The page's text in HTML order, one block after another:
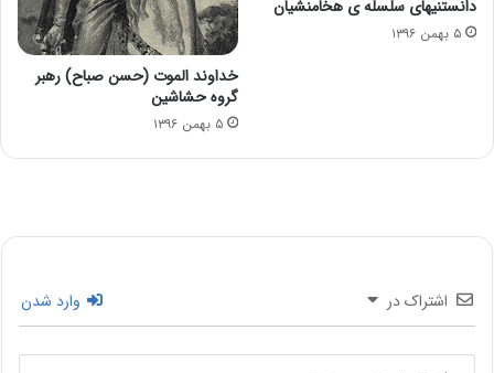
دانستنیهای سلسله ی هخامنشیان
۵ بهمن ۱۳۹۶
خداوند الموت (حسن صباح) رهبر
گروه حشاشین
۵ بهمن ۱۳۹۶
اشتراک در وارد شدن